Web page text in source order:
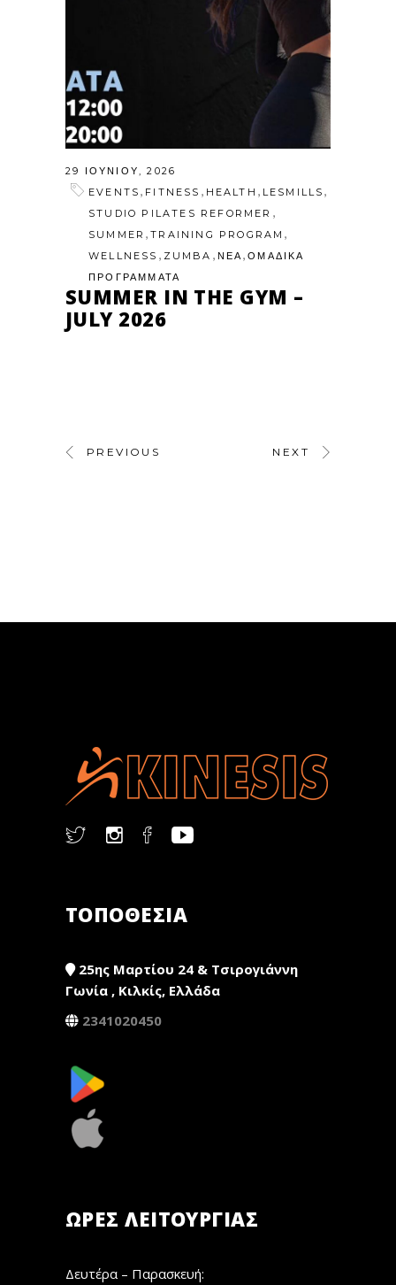
29 ΙΟΥΝΊΟΥ, 2026
EVENTS , FITNESS , HEALTH , LESMILLS ,
STUDIO PILATES REFORMER ,
SUMMER ,TRAINING PROGRAM ,
WELLNESS , ZUMBA , ΝΕΑ,ΟΜΑΔΙΚΑ
ΠΡΟΓΡΑΜΜΑΤΑ
SUMMER IN THE GYM –
JULY 2026
PREVIOUS NEXT
ΤΟΠΟΘΕΣΙΑ
25ης Μαρτίου 24 & Τσιρογιάννη
Γωνία , Κιλκίς, Ελλάδα
2341020450
ΏΡΕΣ ΛΕΙΤΟΥΡΓΊΑΣ
Δευτέρα – Παρασκευή: